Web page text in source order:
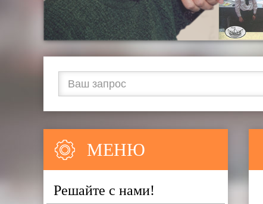
МЕНЮ
Решайте с нами!